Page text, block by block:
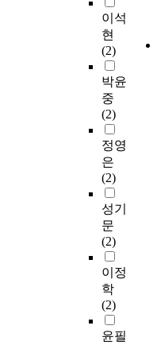
이석
현
(2)
박윤
중
(2)
정영
은
(2)
성기
문
(2)
이정
학
(2)
윤필